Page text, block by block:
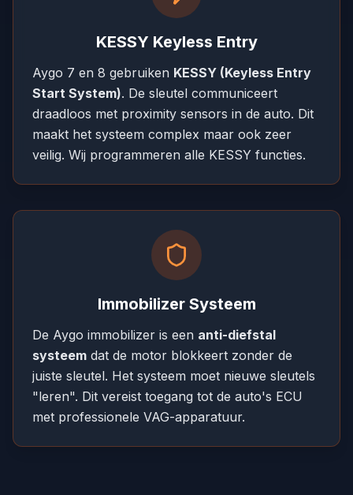
KESSY Keyless Entry
Aygo 7 en 8 gebruiken KESSY (Keyless Entry
Start System). De sleutel communiceert
draadloos met proximity sensors in de auto. Dit
maakt het systeem complex maar ook zeer
veilig. Wij programmeren alle KESSY functies.
Immobilizer Systeem
De Aygo immobilizer is een anti-diefstal
systeem dat de motor blokkeert zonder de
juiste sleutel. Het systeem moet nieuwe sleutels
"leren". Dit vereist toegang tot de auto's ECU
met professionele VAG-apparatuur.